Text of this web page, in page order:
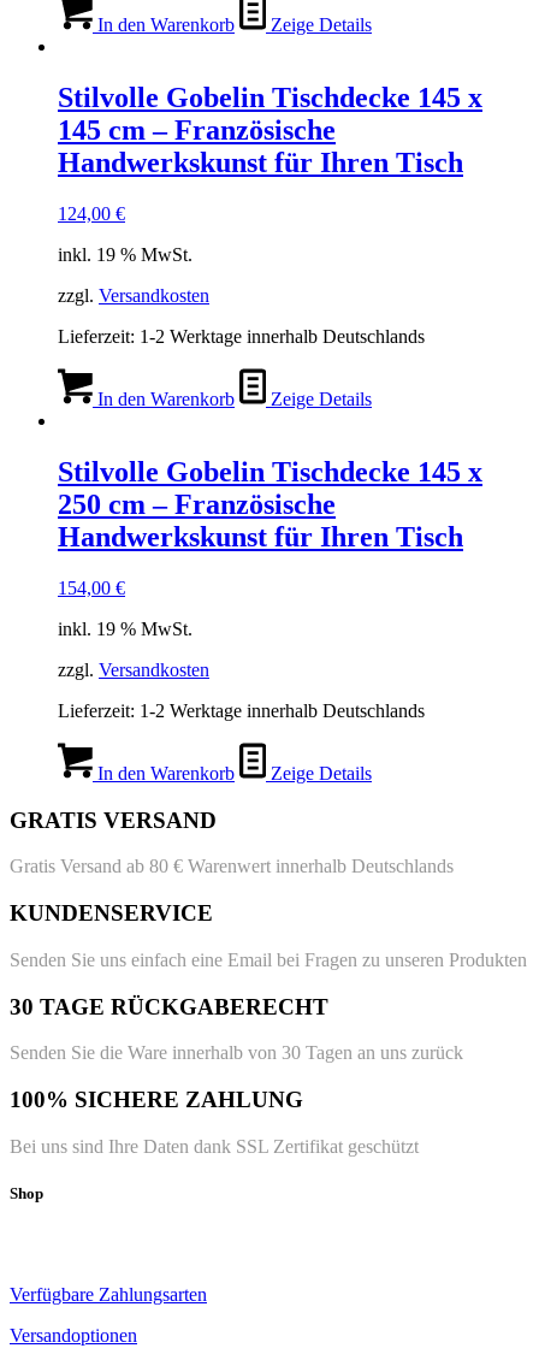
In den Warenkorb Zeige Details
Stilvolle Gobelin Tischdecke 145 x
145 cm – Französische
Handwerkskunst für Ihren Tisch
124,00 €
inkl. 19 % MwSt.
zzgl. Versandkosten
Lieferzeit: 1-2 Werktage innerhalb Deutschlands
In den Warenkorb Zeige Details
Stilvolle Gobelin Tischdecke 145 x
250 cm – Französische
Handwerkskunst für Ihren Tisch
154,00 €
inkl. 19 % MwSt.
zzgl. Versandkosten
Lieferzeit: 1-2 Werktage innerhalb Deutschlands
In den Warenkorb Zeige Details
GRATIS VERSAND
Gratis Versand ab 80 € Warenwert innerhalb Deutschlands
KUNDENSERVICE
Senden Sie uns einfach eine Email bei Fragen zu unseren Produkten
30 TAGE RÜCKGABERECHT
Senden Sie die Ware innerhalb von 30 Tagen an uns zurück
100% SICHERE ZAHLUNG
Bei uns sind Ihre Daten dank SSL Zertifikat geschützt
Shop
Verfügbare Zahlungsarten
Versandoptionen